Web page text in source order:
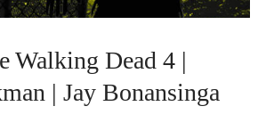
Walking Dead 4 |
| Jay Bonansinga